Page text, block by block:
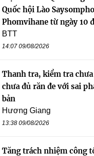
Quốc hội Lào
Phomvihane từ ngày 10
BTT
14:07 09/08/2026
Thanh tra, kiểm tra
chưa đủ răn đe với sai
bản
Hương Giang
13:38 09/08/2026
Tăng trách nhiệm công